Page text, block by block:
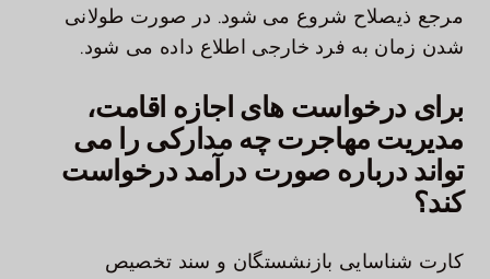
مرجع ذیصلاح شروع می شود. در صورت طولانی
شدن زمان به فرد خارجی اطلاع داده می شود.
برای درخواست های اجازه اقامت،
مدیریت مهاجرت چه مدارکی را می
تواند درباره صورت درآمد درخواست
کند؟
کارت شناسایی بازنشستگان و سند تخصیص